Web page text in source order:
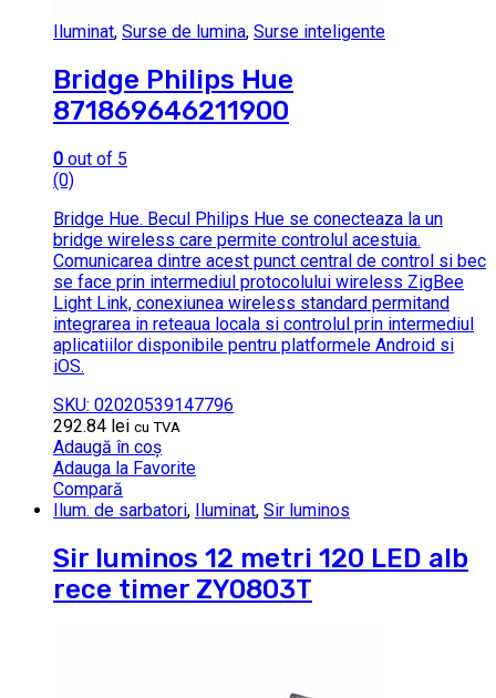
Iluminat, Surse de lumina, Surse inteligente
Bridge Philips Hue
871869646211900
0 out of 5
(0)
Bridge Hue. Becul Philips Hue se conecteaza la un
bridge wireless care permite controlul acestuia.
Comunicarea dintre acest punct central de control si bec
se face prin intermediul protocolului wireless ZigBee
Light Link, conexiunea wireless standard permitand
integrarea in reteaua locala si controlul prin intermediul
aplicatiilor disponibile pentru platformele Android si
iOS.
SKU: 02020539147796
292.84 lei cu TVA
Adaugă în coș
Adauga la Favorite
Compară
Ilum. de sarbatori, Iluminat, Sir luminos
Sir luminos 12 metri 120 LED alb
rece timer ZY0803T